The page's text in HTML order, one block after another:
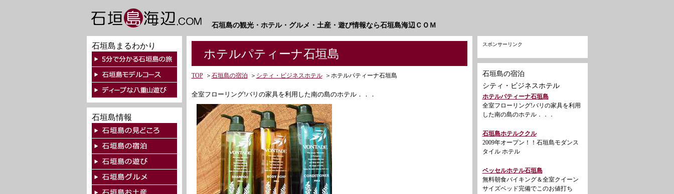
石垣島の観光・ホテル・グルメ・土産・遊び情報なら石垣島海辺ＣＯＭ
石垣島まるわかり
石垣島情報
ホテルパティーナ石垣島
TOP ＞ 石垣島の宿泊 ＞ シティ・ビジネスホテル ＞ ホテルパティーナ石垣島
全室フローリング!バリの家具を利用した南の島のホテル．．．
スポンサーリンク
石垣島の宿泊
シティ・ビジネスホテル
ホテルパティーナ石垣島
全室フローリング!バリの家具を利用
した南の島のホテル．．．
石垣島ホテルククル
2009年オープン！！石垣島モダンス
タイル ホテル
ベッセルホテル石垣島
無料朝食バイキング＆全室クイーン
サイズベッド完備でこのお値打ち